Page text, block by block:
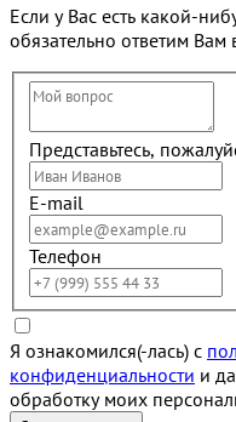
Если у Вас есть какой-
обязательно ответим
Представьтесь,
E-mail
Телефон
Я ознакомился(-лась) с
конфиденциальности и
обработку моих